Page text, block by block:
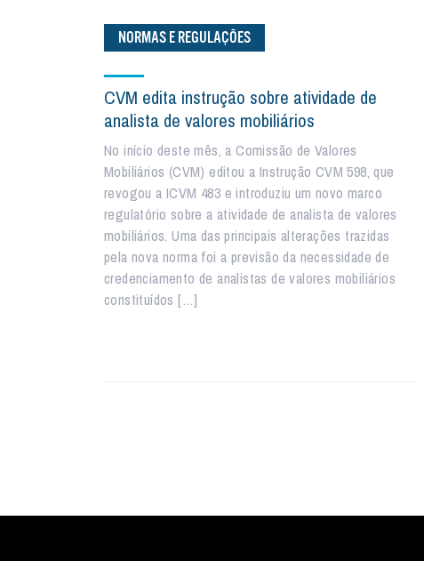
NORMAS E REGULAÇÕES
CVM edita instrução sobre atividade de
analista de valores mobiliários
No início deste mês, a Comissão de Valores
Mobiliários (CVM) editou a Instrução CVM 598, que
revogou a ICVM 483 e introduziu um novo marco
regulatório sobre a atividade de analista de valores
mobiliários. Uma das principais alterações trazidas
pela nova norma foi a previsão da necessidade de
credenciamento de analistas de valores mobiliários
constituídos […]